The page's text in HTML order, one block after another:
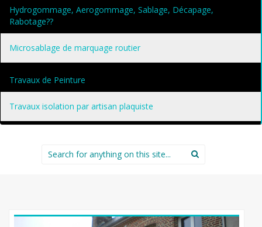
Hydrogommage, Aerogommage, Sablage, Décapage,
Rabotage??
Microsablage de marquage routier
Travaux de Peinture
Travaux isolation par artisan plaquiste
Search
for: